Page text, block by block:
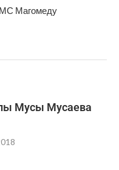
Магомеду
Мусы Мусаева